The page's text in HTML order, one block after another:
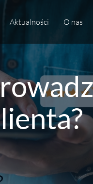
Aktualności O nas